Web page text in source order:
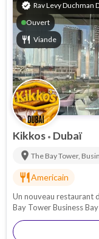
verified Rav Levy Duchman
Ouvert
restaurant Viande
Kikkos • Dubaï
location_on The Bay Tower,
restaurant Americain
Un nouveau restaurant
Bay Tower Business
supervision de Chabad